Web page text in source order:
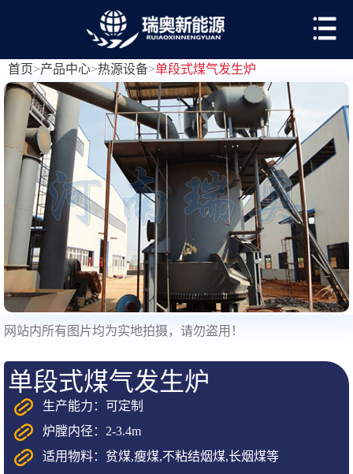
首页>产品中心>热源设备>单段式煤气发生炉
网站内所有图片均为实地拍摄，请勿盗用！
单段式煤气发生炉
生产能力：可定制
炉膛内径：2-3.4m
适用物料：贫煤,瘦煤,不粘结烟煤,长烟煤等